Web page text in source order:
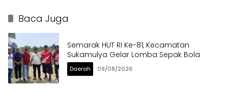
Baca Juga
Semarak HUT RI Ke-81, Kecamatan
Sukamulya Gelar Lomba Sepak Bola
Daerah 09/08/2026